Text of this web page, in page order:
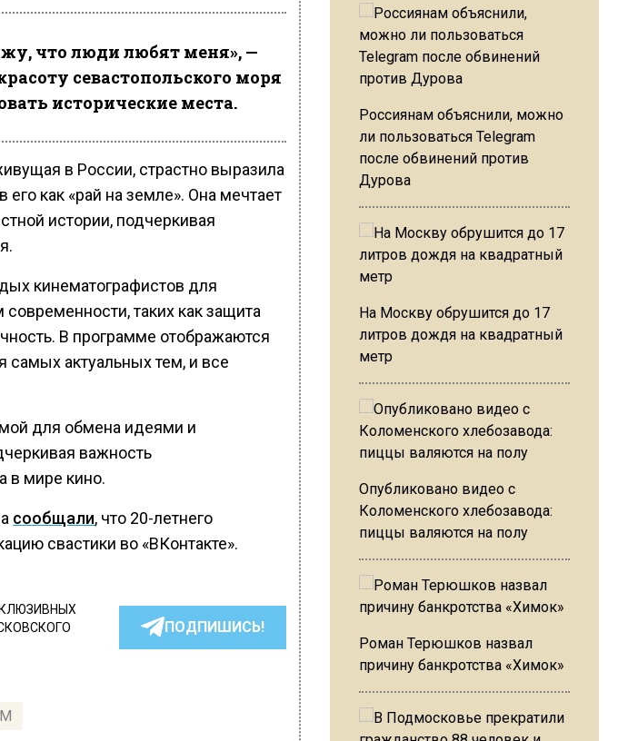
что люди любят меня», —
севастопольского моря
исторические места.
в России, страстно выразила
как «рай на земле». Она мечтает
истории, подчеркивая
кинематографистов для
таких как защита
В программе отображаются
самых актуальных тем, и все
для обмена идеями и
важность
в мире кино.
сообщали, что 20-летнего
свастики во «ВКонтакте».
ПОДПИШИСЬ!
Россиянам объяснили, можно
ли пользоваться Telegram
после обвинений против
Дурова
На Москву обрушится до 17
литров дождя на квадратный
метр
Опубликовано видео с
Коломенского хлебозавода:
пиццы валяются на полу
Роман Терюшков назвал
причину банкротства «Химок»